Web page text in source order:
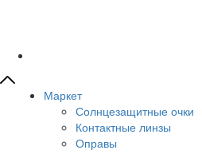
Маркет
Солнцезащитные очки
Контактные линзы
Оправы